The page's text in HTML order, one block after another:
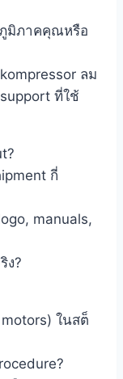
มิภาคคุณหรือ
ลม
ที่ใช้
กี่
manuals,
ง?
ในสต็